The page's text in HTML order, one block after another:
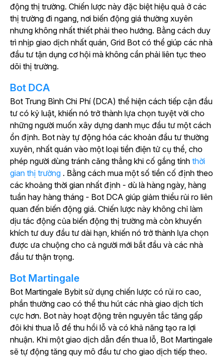
động thị trường. Chiến lược này đặc biệt hiệu quả ở các
thị trường đi ngang, nơi biến động giá thường xuyên
nhưng không nhất thiết phải theo hướng. Bằng cách duy
trì nhịp giao dịch nhất quán, Grid Bot có thể giúp các nhà
đầu tư tận dụng cơ hội mà không cần phải liên tục theo
dõi thị trường.
Bot DCA
Bot Trung Bình Chi Phí (DCA) thể hiện cách tiếp cận đầu
tư có kỷ luật, khiến nó trở thành lựa chọn tuyệt vời cho
những người muốn xây dựng danh mục đầu tư một cách
ổn định. Bot này tự động hóa các khoản đầu tư thường
xuyên, nhất quán vào một loại tiền điện tử cụ thể, cho
phép người dùng tránh căng thẳng khi cố gắng tính thời
gian thị trường . Bằng cách mua một số tiền cố định theo
các khoảng thời gian nhất định - dù là hàng ngày, hàng
tuần hay hàng tháng - Bot DCA giúp giảm thiểu rủi ro liên
quan đến biến động giá. Chiến lược này không chỉ làm
dịu tác động của biến động thị trường mà còn khuyến
khích tư duy đầu tư dài hạn, khiến nó trở thành lựa chọn
được ưa chuộng cho cả người mới bắt đầu và các nhà
đầu tư thận trọng.
Bot Martingale
Bot Martingale Bybit sử dụng chiến lược có rủi ro cao,
phần thưởng cao có thể thu hút các nhà giao dịch tích
cực hơn. Bot này hoạt động trên nguyên tắc tăng gấp
đôi khi thua lỗ để thu hồi lỗ và có khả năng tạo ra lợi
nhuận. Khi một giao dịch dẫn đến thua lỗ, Bot Martingale
sẽ tự động tăng quy mô đầu tư cho giao dịch tiếp theo.